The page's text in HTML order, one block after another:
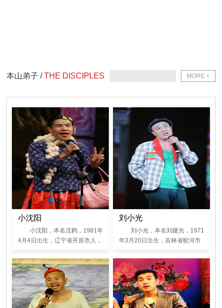
MORE +
本山弟子 /THE DISCIPLES
小沈阳
小沈阳，本名沈鹤，1981年
4月4日出生，辽宁省开原市人，
《乡村爱情Ⅱ》、《乡村爱情故
事》、《乡村爱情交响曲》中扮
演“王天来”
刘小光
刘小光，本名刘建光，1971
年3月20日出生，吉林省蛟河市
宁电视台栏目剧《刘老根大舞台•
今日升堂》中扮演“马壮”，在电
视剧《乡村爱情Ⅱ》、《乡村爱
情故事》、《乡村爱情交响曲》
中扮演“赵四”，在《关东大先